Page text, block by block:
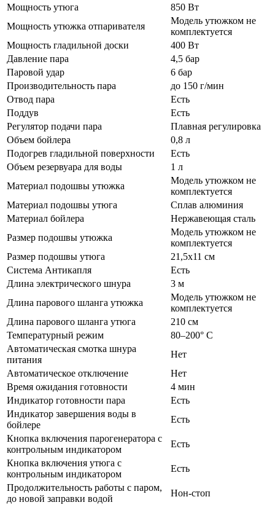
Мощность утюга
850 Вт
Мощность утюжка отпаривателя
Модель утюжком не
комплектуется
Мощность гладильной доски
400 Вт
Давление пара
4,5 бар
Паровой удар
6 бар
Производительность пара
до 150 г/мин
Отвод пара
Есть
Поддув
Есть
Регулятор подачи пара
Плавная регулировка
Объем бойлера
0,8 л
Подогрев гладильной поверхности
Есть
Объем резервуара для воды
1 л
Материал подошвы утюжка
Модель утюжком не
комплектуется
Материал подошвы утюга
Сплав алюминия
Материал бойлера
Нержавеющая сталь
Размер подошвы утюжка
Модель утюжком не
комплектуется
Размер подошвы утюга
21,5х11 см
Система Антикапля
Есть
Длина электрического шнура
3 м
Длина парового шланга утюжка
Модель утюжком не
комплектуется
Длина парового шланга утюга
210 см
Температурный режим
80–200° C
Автоматическая смотка шнура
питания
Нет
Автоматическое отключение
Нет
Время ожидания готовности
4 мин
Индикатор готовности пара
Есть
Индикатор завершения воды в
бойлере
Есть
Кнопка включения парогенератора с
контрольным индикатором
Есть
Кнопка включения утюга с
контрольным индикатором
Есть
Продолжительность работы с паром,
до новой заправки водой
Нон-стоп